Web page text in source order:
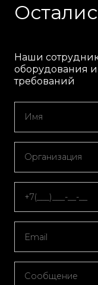
Наши
оборудования
требований